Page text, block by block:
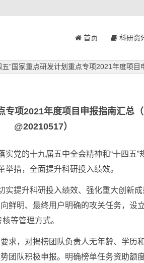
首页 科研资
五”国家重点研发计划重点专项2021年度项
专项2021年度项目申报指南汇总
@20210517）
实党的十九届五中全会精神和“十四五”
举措，全面提升科研投入绩效。
实提升科研投入绩效、强化重大创新成
鲜明、最终用户明确的攻关任务，设
等管理方式。
求，对揭榜团队负责人无年龄、学历
团队积极申报。明确榜单任务资助额